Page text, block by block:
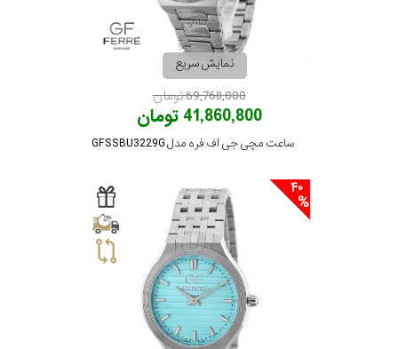
نمایش سریع
69,768,000 تومان
41,860,800 تومان
ساعت مچی جی اف فره مدل GFSSBU3229G